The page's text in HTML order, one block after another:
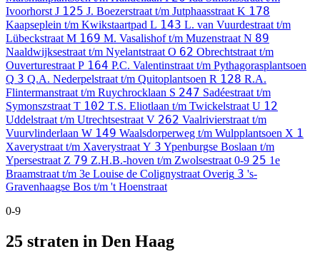
Ivoorhorst J 125 J. Boezerstraat t/m Jutphaasstraat K 178
Kaapseplein t/m Kwikstaartpad L 143 L. van Vuurdestraat t/m
Lübeckstraat M 169 M. Vasalishof t/m Muzenstraat N 89
Naaldwijksestraat t/m Nyelantstraat O 62 Obrechtstraat t/m
Ouverturestraat P 164 P.C. Valentinstraat t/m Pythagorasplantsoen
Q 3 Q.A. Nederpelstraat t/m Quitoplantsoen R 128 R.A.
Flintermanstraat t/m Ruychrocklaan S 247 Sadéestraat t/m
Symonszstraat T 102 T.S. Eliotlaan t/m Twickelstraat U 12
Uddelstraat t/m Utrechtsestraat V 262 Vaalrivierstraat t/m
Vuurvlinderlaan W 149 Waalsdorperweg t/m Wulpplantsoen X 1
Xaverystraat t/m Xaverystraat Y 3 Ypenburgse Boslaan t/m
Ypersestraat Z 79 Z.H.B.-hoven t/m Zwolsestraat 0-9 25 1e
Braamstraat t/m 3e Louise de Colignystraat Overig 3 's-
Gravenhaagse Bos t/m 't Hoenstraat
0-9
25 straten in Den Haag